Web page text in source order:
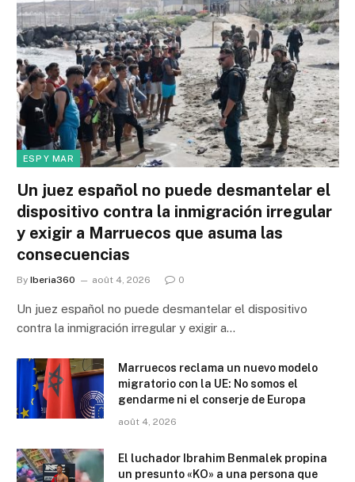
ESP Y MAR
Un juez español no puede desmantelar el
dispositivo contra la inmigración irregular
y exigir a Marruecos que asuma las
consecuencias
By Iberia360 août 4, 2026 0
Un juez español no puede desmantelar el dispositivo
contra la inmigración irregular y exigir a…
Marruecos reclama un nuevo modelo
migratorio con la UE: No somos el
gendarme ni el conserje de Europa
août 4, 2026
El luchador Ibrahim Benmalek propina
un presunto «KO» a una persona que